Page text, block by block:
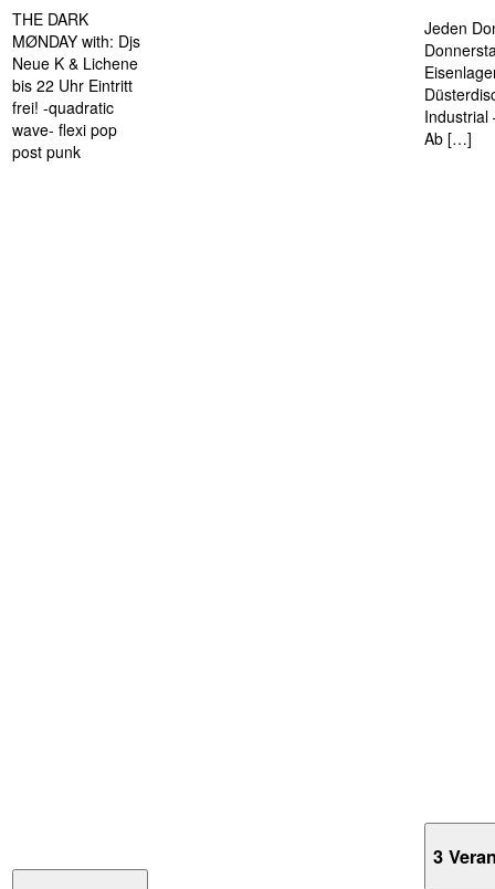
THE DARK
MØNDAY with: Djs
Neue K & Lichene
bis 22 Uhr Eintritt
frei! -quadratic
wave- flexi pop
post punk
Jeden
Industrial
Ab […]
3